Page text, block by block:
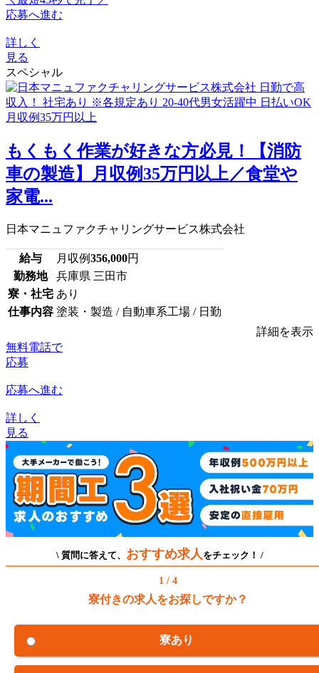
応募へ進む
詳しく
見る
スペシャル
もくもく作業が好きな方必見！【消防
車の製造】月収例35万円以上／食堂や
家電...
日本マニュファクチャリングサービス株式会社
給与 月収例356,000円
勤務地
兵庫県 三田市
寮・社宅 あり
仕事内容 塗装・製造 / 自動車系工場 / 日勤
詳細を表示
無料電話で
応募
応募へ進む
詳しく
見る
\ 質問に答えて、 おすすめ求人 をチェック！ /
1 / 4
寮付きの求人をお探しですか？
寮あり